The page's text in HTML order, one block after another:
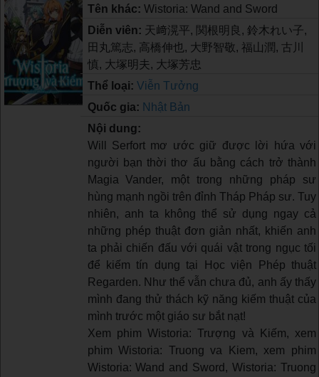
Tên khác: Wistoria: Wand and Sword
Diễn viên: 天﨑滉平, 関根明良, 鈴木れい子,
田丸篤志, 高橋伸也, 大野智敬, 福山潤, 古川
慎, 大塚明夫, 大塚芳忠
Thể loại: Viễn Tưởng
Quốc gia: Nhật Bản
Nội dung:
Will Serfort mơ ước giữ được lời hứa với
người bạn thời thơ ấu bằng cách trở thành
Magia Vander, một trong những pháp sư
hùng mạnh ngồi trên đỉnh Tháp Pháp sư. Tuy
nhiên, anh ta không thể sử dụng ngay cả
những phép thuật đơn giản nhất, khiến anh
ta phải chiến đấu với quái vật trong ngục tối
để kiếm tín dụng tại Học viện Phép thuật
Regarden. Như thể vẫn chưa đủ, anh ấy thấy
mình đang thử thách kỹ năng kiếm thuật của
mình trước một giáo sư bắt nạt!
Xem phim Wistoria: Trượng và Kiếm, xem
phim Wistoria: Truong va Kiem, xem phim
Wistoria: Wand and Sword, Wistoria: Truong